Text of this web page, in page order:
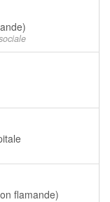
flamande)